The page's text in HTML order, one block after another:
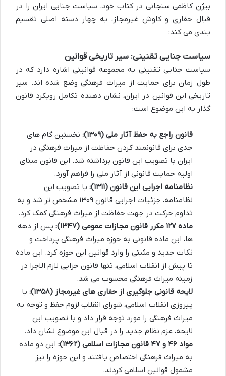
بیژن کاظمی سنجانی در کتاب خود، سیاست جنایی ایران را در
قبال حفاری و کاوش غیرمجاز، به چهار دسته اصلی تقسیم
بندی می کند:
سیاست جنایی تقنینی: سیر تاریخی قوانین
سیاست جنایی تقنینی به مجموعه قوانینی اشاره دارد که در
طول زمان برای حمایت از میراث فرهنگی وضع شده اند. سیر
تاریخی این قوانین در ایران، نشان دهنده تکامل رویکرد قانون
گذار به این موضوع است:
قانون راجع به حفظ آثار ملی (۱۳۰۹):
نخستین گام های
جدی برای قانونمند کردن حفاظت از میراث فرهنگی در
ایران با تصویب این قانون برداشته شد. این قانون مبنای
اولیه حمایت قانونی از آثار ملی را فراهم آورد.
نظامنامه اجرایی این قانون (۱۳۱۱):
با تصویب این
نظامنامه، جزئیات اجرایی قانون ۱۳۰۹ مشخص تر شد و به
تداوم حرکت در جهت حفاظت از میراث فرهنگی کمک کرد.
ماده ۱۲۷ مکرر قانون مجازات عمومی (۱۳۴۷):
پس از دهه
ها، این ماده قانونی به حوزه میراث فرهنگی پرداخت و
نکات جدید و مثبتی را وارد قوانین این حوزه کرد. این ماده
تا پیش از انقلاب اسلامی، تنها قانون جزایی لازم الاجرا در
زمینه میراث فرهنگی محسوب می شد.
لایحه قانونی جلوگیری از حفاری های غیرمجاز (۱۳۵۸):
با
پیروزی انقلاب اسلامی، شورای انقلاب لزوم حفظ و توجه به
میراث فرهنگی را مورد توجه قرار داد و با تصویب این
لایحه، عزم نظام جدید را در قبال این موضوع نشان داد.
مواد ۴۶ و ۴۷ قانون مجازات اسلامی (۱۳۶۲):
این دو ماده
به میراث فرهنگی اختصاص یافتند و این حوزه را نیز
مشمول قوانین اسلامی کردند.